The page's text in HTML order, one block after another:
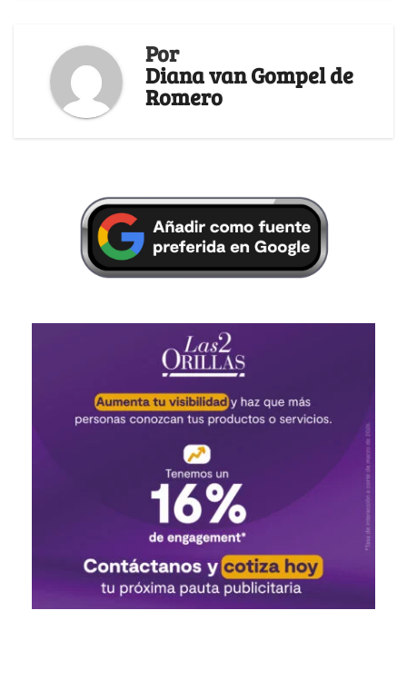
Por
Diana van Gompel de
Romero